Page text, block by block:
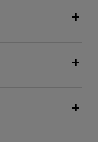
+
+
+